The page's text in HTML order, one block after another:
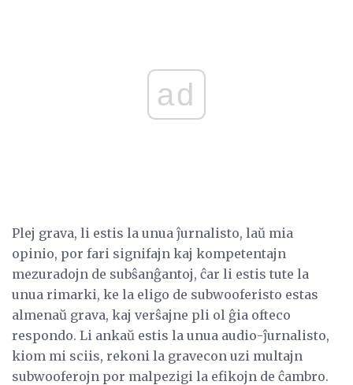
ad
Plej grava, li estis la unua ĵurnalisto, laŭ mia
opinio, por fari signifajn kaj kompetentajn
mezuradojn de subŝanĝantoj, ĉar li estis tute la
unua rimarki, ke la eligo de subwooferisto estas
almenaŭ grava, kaj verŝajne pli ol ĝia ofteco
respondo. Li ankaŭ estis la unua audio-ĵurnalisto,
kiom mi sciis, rekoni la gravecon uzi multajn
subwooferojn por malpezigi la efikojn de ĉambro.